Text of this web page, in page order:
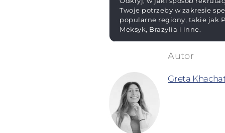
Twoje potrzeby w zakresie
popularne regiony, takie jak
Meksyk, Brazylia i inne.
Greta